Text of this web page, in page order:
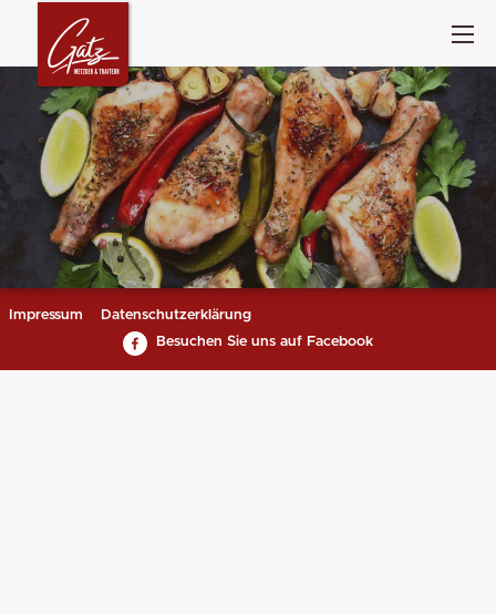
Impressum
Datenschutzerklärung
Besuchen Sie uns auf Facebook